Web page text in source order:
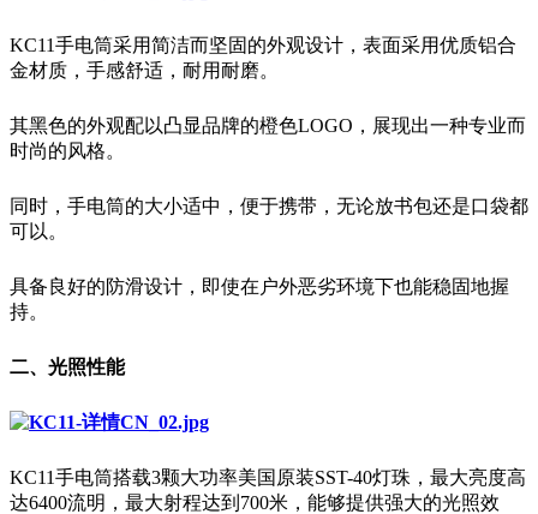
KC11手电筒采用简洁而坚固的外观设计，表面采用优质铝合
金材质，手感舒适，耐用耐磨。
其黑色的外观配以凸显品牌的橙色LOGO，展现出一种专业而
时尚的风格。
同时，手电筒的大小适中，便于携带，无论放书包还是口袋都
可以。
具备良好的防滑设计，即使在户外恶劣环境下也能稳固地握
持。
二、光照性能
KC11手电筒搭载3颗大功率美国原装SST-40灯珠，最大亮度高
达6400流明，最大射程达到700米，能够提供强大的光照效